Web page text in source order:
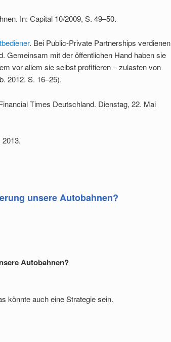
In: Capital 10/2009, S. 49–50.
. Bei Public-Private Partnerships verdienen
Gemeinsam mit der öffentlichen Hand haben sie
vor allem sie selbst profitieren – zulasten von
2012. S. 16–25).
Times Deutschland. Dienstag, 22. Mai
2013.
unsere Autobahnen?
Autobahnen?
könnte auch eine Strategie sein.